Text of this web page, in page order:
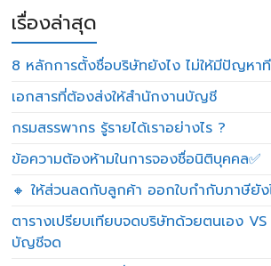
เรื่องล่าสุด
8 หลักการตั้งชื่อบริษัทยังไง ไม่ให้มีปัญหา
เอกสารที่ต้องส่งให้สำนักงานบัญชี
กรมสรรพากร รู้รายได้เราอย่างไร ?
ข้อความต้องห้ามในการจองชื่อนิติบุคคล✅
🔸 ให้ส่วนลดกับลูกค้า ออกใบกำกับภาษียัง
ตารางเปรียบเทียบจดบริษัทด้วยตนเอง
บัญชีจด